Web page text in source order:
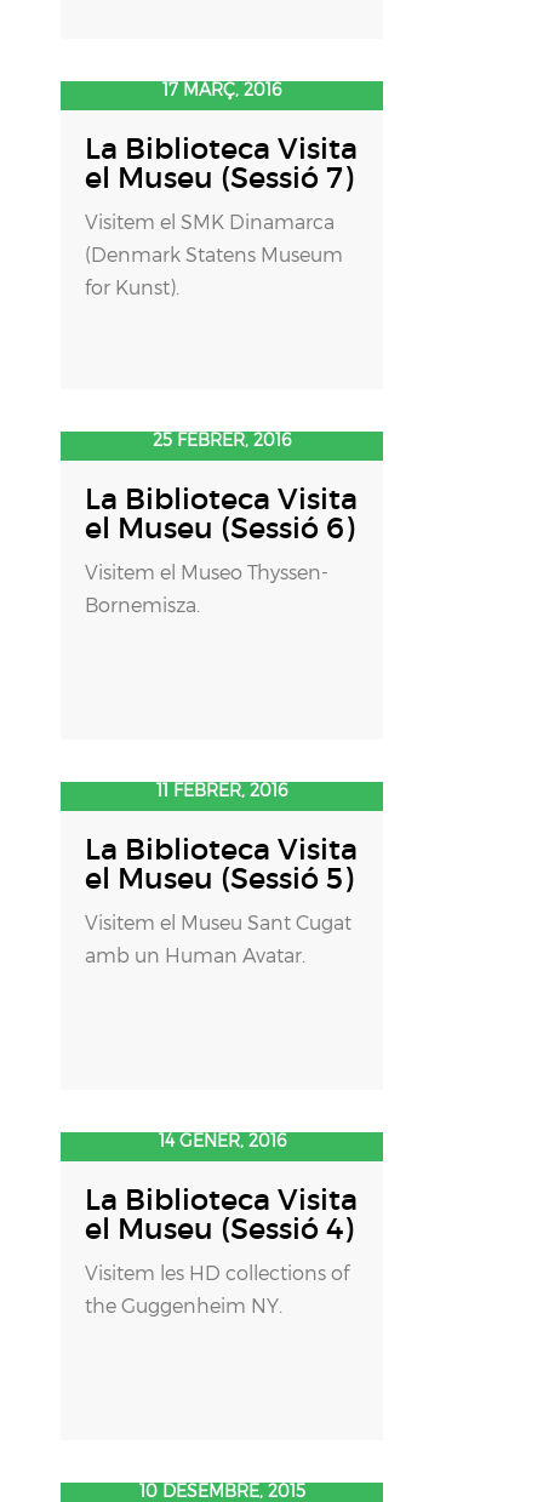
17 MARÇ, 2016
La Biblioteca Visita
el Museu (Sessió 7)
Visitem el SMK Dinamarca
(Denmark Statens Museum
for Kunst).
25 FEBRER, 2016
La Biblioteca Visita
el Museu (Sessió 6)
Visitem el Museo Thyssen-
Bornemisza.
11 FEBRER, 2016
La Biblioteca Visita
el Museu (Sessió 5)
Visitem el Museu Sant Cugat
amb un Human Avatar.
14 GENER, 2016
La Biblioteca Visita
el Museu (Sessió 4)
Visitem les HD collections of
the Guggenheim NY.
10 DESEMBRE, 2015